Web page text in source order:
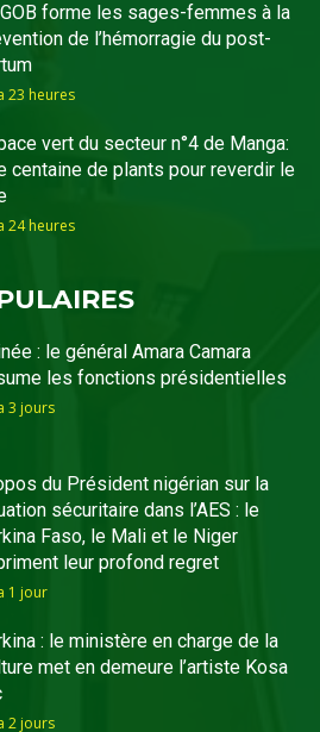
forme les sages-femmes à la
de l’hémorragie du post-
23 heures
vert du secteur n°4 de Manga:
centaine de plants pour reverdir le
24 heures
: le général Amara Camara
les fonctions présidentielles
3 jours
du Président nigérian sur la
sécuritaire dans l’AES : le
Faso, le Mali et le Niger
leur profond regret
1 jour
: le ministère en charge de la
met en demeure l’artiste Kosa
2 jours